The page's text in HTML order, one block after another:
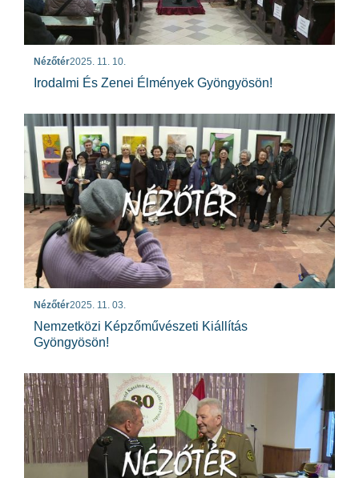
Nézőtér2025. 11. 10.
Irodalmi És Zenei Élmények Gyöngyösön!
Nézőtér2025. 11. 03.
Nemzetközi Képzőművészeti Kiállítás
Gyöngyösön!